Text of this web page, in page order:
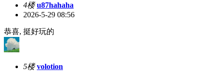
4楼 u87hahaha
2026-5-29 08:56
恭喜, 挺好玩的
5楼 volotion